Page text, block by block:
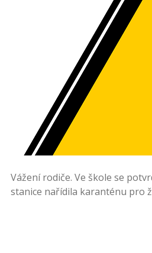
Vážení rodiče. Ve škole se
stanice nařídila karanténu pro